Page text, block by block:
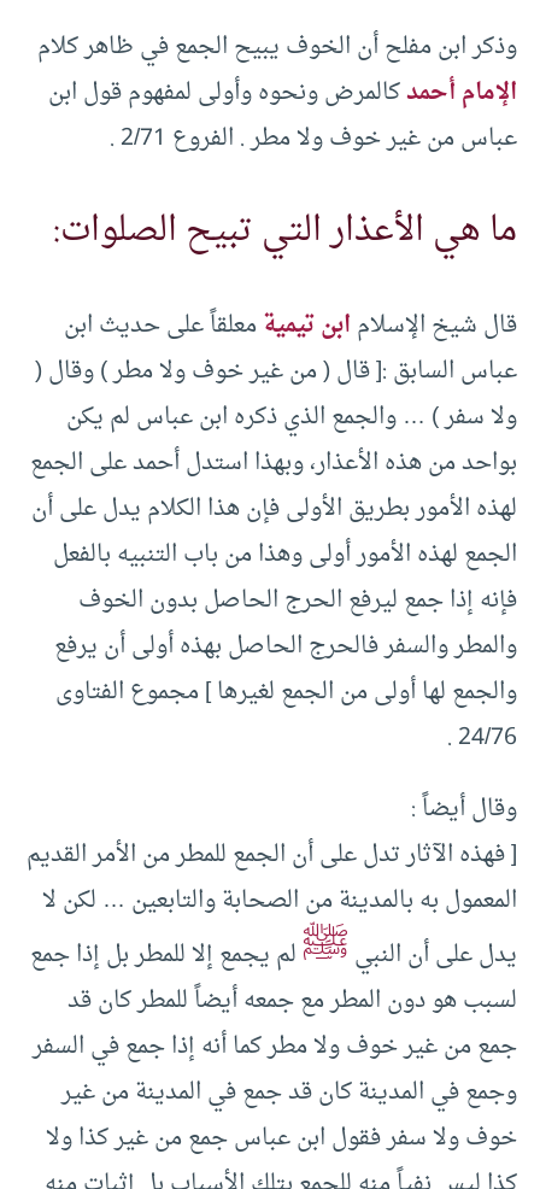
وذكر ابن مفلح أن الخوف يبيح الجمع في ظاهر كلام
الإمام أحمدكالمرض ونحوه وأولى لمفهوم قول ابن
عباس من غير خوف ولا مطر . الفروع 2/71 .
ما هي الأعذار التي تبيح الصلوات:
قال شيخ الإسلامابن تيميةمعلقاً على حديث ابن
عباس السابق :[ قال ( من غير خوف ولا مطر ) وقال (
ولا سفر ) … والجمع الذي ذكره ابن عباس لم يكن
بواحد من هذه الأعذار، وبهذا استدل أحمد على الجمع
لهذه الأمور بطريق الأولى فإن هذا الكلام يدل على أن
الجمع لهذه الأمور أولى وهذا من باب التنبيه بالفعل
فإنه إذا جمع ليرفع الحرج الحاصل بدون الخوف
والمطر والسفر فالحرج الحاصل بهذه أولى أن يرفع
والجمع لها أولى من الجمع لغيرها ] مجموع الفتاوى
24/76 .
وقال أيضاً :
[ فهذه الآثار تدل على أن الجمع للمطر من الأمر القديم
المعمول به بالمدينة من الصحابة والتابعين … لكن لا
يدل على أن النبيﷺلم يجمع إلا للمطر بل إذا جمع
لسبب هو دون المطر مع جمعه أيضاً للمطر كان قد
جمع من غير خوف ولا مطر كما أنه إذا جمع في السفر
وجمع في المدينة كان قد جمع في المدينة من غير
خوف ولا سفر فقول ابن عباس جمع من غير كذا ولا